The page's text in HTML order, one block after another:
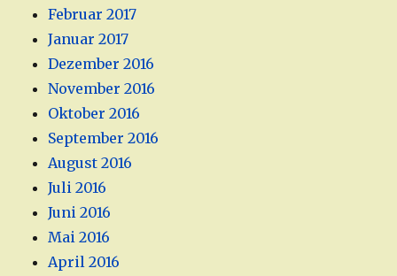
Februar 2017
Januar 2017
Dezember 2016
November 2016
Oktober 2016
September 2016
August 2016
Juli 2016
Juni 2016
Mai 2016
April 2016